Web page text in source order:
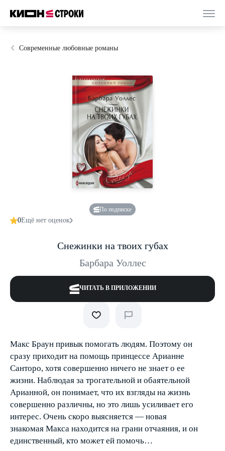
Современные любовные романы
По подписке
0Ещё нет оценок
Снежинки на твоих губах
Барбара Уоллес
ЧИТАТЬ В ПРИЛОЖЕНИИ
Макс Браун привык помогать людям. Поэтому он
сразу приходит на помощь принцессе Арианне
Санторо, хотя совершенно ничего не знает о ее
жизни. Наблюдая за трогательной и обаятельной
Арианной, он понимает, что их взгляды на жизнь
совершенно различны, но это лишь усиливает его
интерес. Очень скоро выяс­няется — новая
знакомая Макса находится на грани отчаяния, и он
единственный, кто может ей помочь…